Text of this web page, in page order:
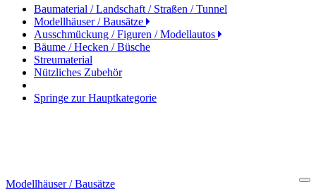
Baumaterial / Landschaft / Straßen / Tunnel
Modellhäuser / Bausätze
Ausschmückung / Figuren / Modellautos
Bäume / Hecken / Büsche
Streumaterial
Nützliches Zubehör
Springe zur Hauptkategorie
Modellhäuser / Bausätze